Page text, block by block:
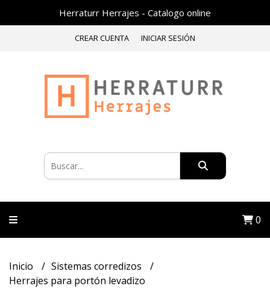
Herraturr Herrajes - Catalogo online
CREAR CUENTA INICIAR SESIÓN
0
Inicio
Sistemas corredizos
Herrajes para portón levadizo